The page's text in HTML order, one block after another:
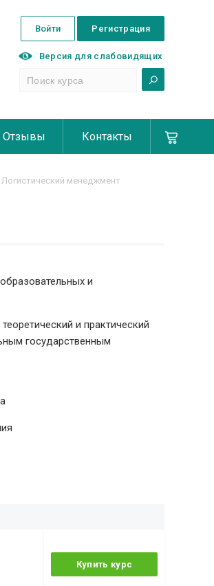
Регистрация
Войти
Версия для слабовидящих
Отзывы Контакты
Логистический менеджмент
и
и практический
государственным
Купить курс